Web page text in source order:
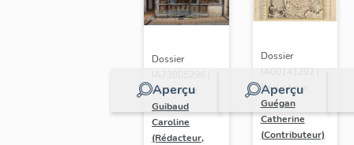
Aperçu
Dossier
Réalisé par
Guibaud
Caroline
(Rédacteur,
Aperçu
Dossier
IA00141292 |
Réalisé par
Guégan
Catherine
(Contributeur)